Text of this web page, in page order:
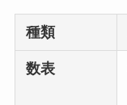
種類
数表